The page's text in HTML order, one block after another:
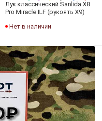
Лук классический Sanlida X8
Pro Miracle ILF (рукоять X9)
Нет в наличии